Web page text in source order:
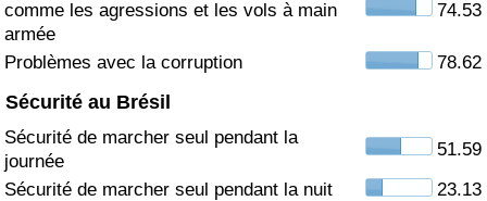
comme les agressions et les vols à main
armée
74.53
Problèmes avec la corruption 78.62
Sécurité au Brésil
Sécurité de marcher seul pendant la
journée
51.59
Sécurité de marcher seul pendant la nuit
23.13
Indice de Trafic
Indice de Trafic (Actuel)
Indice de Trafic par Pays